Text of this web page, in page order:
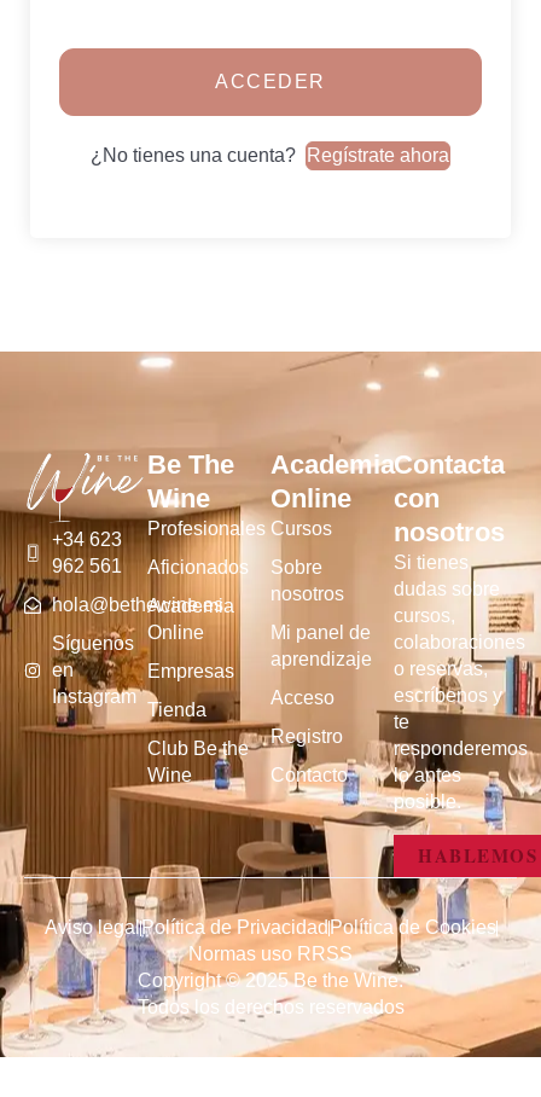
ACCEDER
¿No tienes una cuenta? Regístrate ahora
+34 623
962 561
hola@bethewine.es
Síguenos
en
Instagram
Be The
Wine
Profesionales
Aficionados
Academia
Online
Empresas
Tienda
Club Be the
Wine
Academia
Online
Cursos
Sobre
nosotros
Mi panel de
aprendizaje
Acceso
Registro
Contacto
Contacta
con
nosotros
Si tienes
dudas sobre
cursos,
colaboraciones
o reservas,
escríbenos y
te
responderemos
lo antes
posible.
HABLEMOS
Copyright © 2025 Be the Wine.
Todos los derechos reservados
Aviso legalPolítica de PrivacidadPolítica de Cookies
Normas uso RRSS